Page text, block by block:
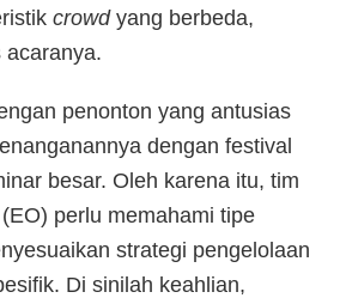
crowdyang berbeda,
acaranya.
penonton yang antusias
dengan festival
besar. Oleh karena itu, tim
perlu memahami tipe
strategi pengelolaan
Di sinilah keahlian,